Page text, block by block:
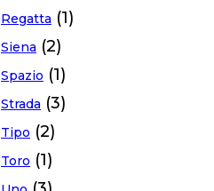
Regatta (1)
Siena (2)
Spazio (1)
Strada (3)
Tipo (2)
Toro (1)